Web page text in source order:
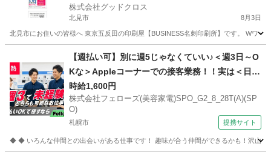
株式会社グッドクロス
北見市 8月3日
北見市にお住いの皆様へ 東京五反田の印刷屋【BUSINESS名刺印刷所】です。 Wワ
営業 スタッフ
【週払い可】別に週5じゃなくていい♪＜週3日～O
Kな＞Appleコーナーでの接客業務！！実は＜日払
いもOK＞で20代活躍中♪ 株式会社フェローズ(美
容家電)SPO_G2_8_28T(A)(SPO) 家電販売スタッ
フ
時給1,600円
株式会社フェローズ(美容家電)SPO_G2_8_28T(A)(SP
O)
札幌市 提携サイト
◆ ◆ いろんな仲間との出会いがある仕事です！ 趣味が合う仲間ができるかも！沢山